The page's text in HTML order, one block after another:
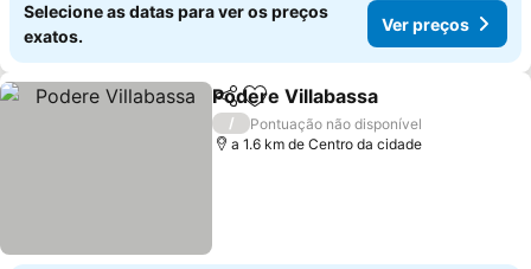
Selecione as datas para ver os preços
exatos.
Ver preços
PartilharAdicionar aos favoritos
Podere Villabassa
/
Pontuação não disponível
a 1.6 km de Centro da cidade